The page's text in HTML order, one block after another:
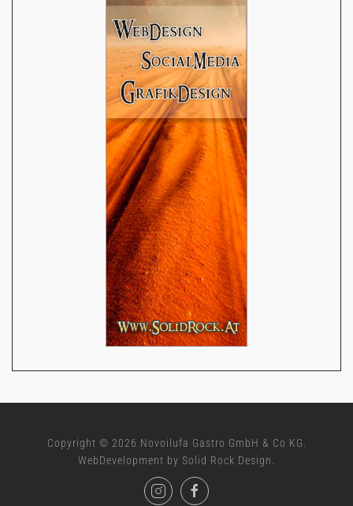
Copyright © 2026 Novoilufa Gastro GmbH & Co KG.
WebDevelopment by Solid Rock Design